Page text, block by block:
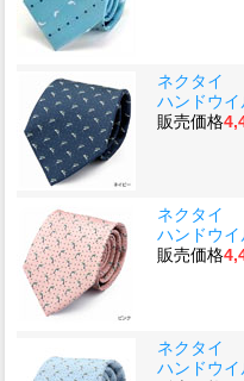
ネクタイ
ハンドウ
販売価格
ネクタイ
ハンドウ
販売価格
ネクタイ
ハンドウ